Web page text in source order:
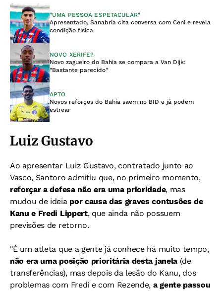
"UMA PESSOA ESPETACULAR"
Apresentado, Sanabria cita conversa com Ceni e revela
condição física
NOVO XERIFE?
Novo zagueiro do Bahia se compara a Van Dijk:
"Bastante parecido"
APTO
Novos reforços do Bahia saem no BID e já podem
estrear
Luiz Gustavo
Ao apresentar Luiz Gustavo, contratado junto ao
Vasco, Santoro admitiu que, no primeiro momento,
reforçar a defesa não era uma prioridade, mas
mudou de ideia por causa das graves contusões de
Kanu e Fredi Lippert, que ainda não possuem
previsões de retorno.
"É um atleta que a gente já conhece há muito tempo,
não era uma posição prioritária desta janela(de
transferências), mas depois da lesão do Kanu, dos
problemas com Fredi e com Rezende, a gente passou